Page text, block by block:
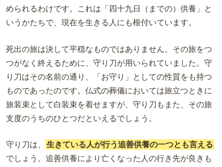
められるわけです。これは「四十九日（までの）供養」と
いうかたちで、現在を生きる人にも根付いています。
死出の旅は決して平穏なものではありません。その旅をつ
つがなく終えるために、守り刀が用いられていました。守
り刀はその名前の通り、「お守り」としての性質をも持つ
ものであったのです。仏式の葬儀においては旅立つときに
旅装束として白装束を着せますが、守り刀もまた、その旅
支度のうちのひとつだといえるでしょう。
守り刀は、
生きている人が行う追善供養の一つとも言える
でしょう。追善供養により亡くなった人の行き先が良きも